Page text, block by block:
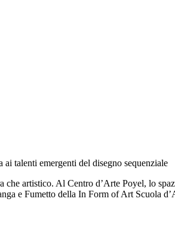
talenti emergenti del disegno sequenziale
artistico. Al Centro d’Arte Poyel, lo
e Fumetto della In Form of Art Scuola